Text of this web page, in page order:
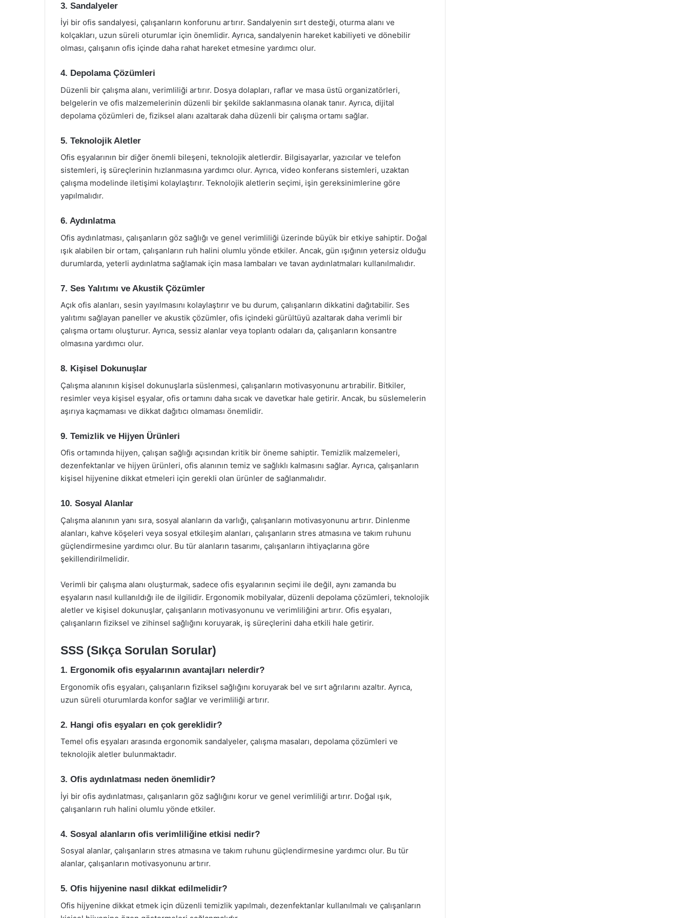
3. Sandalyeler
İyi bir ofis sandalyesi, çalışanların konforunu artırır. Sandalyenin sırt desteği, oturma alanı ve
kolçakları, uzun süreli oturumlar için önemlidir. Ayrıca, sandalyenin hareket kabiliyeti ve dönebilir
olması, çalışanın ofis içinde daha rahat hareket etmesine yardımcı olur.
4. Depolama Çözümleri
Düzenli bir çalışma alanı, verimliliği artırır. Dosya dolapları, raflar ve masa üstü organizatörleri,
belgelerin ve ofis malzemelerinin düzenli bir şekilde saklanmasına olanak tanır. Ayrıca, dijital
depolama çözümleri de, fiziksel alanı azaltarak daha düzenli bir çalışma ortamı sağlar.
5. Teknolojik Aletler
Ofis eşyalarının bir diğer önemli bileşeni, teknolojik aletlerdir. Bilgisayarlar, yazıcılar ve telefon
sistemleri, iş süreçlerinin hızlanmasına yardımcı olur. Ayrıca, video konferans sistemleri, uzaktan
çalışma modelinde iletişimi kolaylaştırır. Teknolojik aletlerin seçimi, işin gereksinimlerine göre
yapılmalıdır.
6. Aydınlatma
Ofis aydınlatması, çalışanların göz sağlığı ve genel verimliliği üzerinde büyük bir etkiye sahiptir. Doğal
ışık alabilen bir ortam, çalışanların ruh halini olumlu yönde etkiler. Ancak, gün ışığının yetersiz olduğu
durumlarda, yeterli aydınlatma sağlamak için masa lambaları ve tavan aydınlatmaları kullanılmalıdır.
7. Ses Yalıtımı ve Akustik Çözümler
Açık ofis alanları, sesin yayılmasını kolaylaştırır ve bu durum, çalışanların dikkatini dağıtabilir. Ses
yalıtımı sağlayan paneller ve akustik çözümler, ofis içindeki gürültüyü azaltarak daha verimli bir
çalışma ortamı oluşturur. Ayrıca, sessiz alanlar veya toplantı odaları da, çalışanların konsantre
olmasına yardımcı olur.
8. Kişisel Dokunuşlar
Çalışma alanının kişisel dokunuşlarla süslenmesi, çalışanların motivasyonunu artırabilir. Bitkiler,
resimler veya kişisel eşyalar, ofis ortamını daha sıcak ve davetkar hale getirir. Ancak, bu süslemelerin
aşırıya kaçmaması ve dikkat dağıtıcı olmaması önemlidir.
9. Temizlik ve Hijyen Ürünleri
Ofis ortamında hijyen, çalışan sağlığı açısından kritik bir öneme sahiptir. Temizlik malzemeleri,
dezenfektanlar ve hijyen ürünleri, ofis alanının temiz ve sağlıklı kalmasını sağlar. Ayrıca, çalışanların
kişisel hijyenine dikkat etmeleri için gerekli olan ürünler de sağlanmalıdır.
10. Sosyal Alanlar
Çalışma alanının yanı sıra, sosyal alanların da varlığı, çalışanların motivasyonunu artırır. Dinlenme
alanları, kahve köşeleri veya sosyal etkileşim alanları, çalışanların stres atmasına ve takım ruhunu
güçlendirmesine yardımcı olur. Bu tür alanların tasarımı, çalışanların ihtiyaçlarına göre
şekillendirilmelidir.
Verimli bir çalışma alanı oluşturmak, sadece ofis eşyalarının seçimi ile değil, aynı zamanda bu
eşyaların nasıl kullanıldığı ile de ilgilidir. Ergonomik mobilyalar, düzenli depolama çözümleri, teknolojik
aletler ve kişisel dokunuşlar, çalışanların motivasyonunu ve verimliliğini artırır. Ofis eşyaları,
çalışanların fiziksel ve zihinsel sağlığını koruyarak, iş süreçlerini daha etkili hale getirir.
SSS (Sıkça Sorulan Sorular)
1. Ergonomik ofis eşyalarının avantajları nelerdir?
Ergonomik ofis eşyaları, çalışanların fiziksel sağlığını koruyarak bel ve sırt ağrılarını azaltır. Ayrıca,
uzun süreli oturumlarda konfor sağlar ve verimliliği artırır.
2. Hangi ofis eşyaları en çok gereklidir?
Temel ofis eşyaları arasında ergonomik sandalyeler, çalışma masaları, depolama çözümleri ve
teknolojik aletler bulunmaktadır.
3. Ofis aydınlatması neden önemlidir?
İyi bir ofis aydınlatması, çalışanların göz sağlığını korur ve genel verimliliği artırır. Doğal ışık,
çalışanların ruh halini olumlu yönde etkiler.
4. Sosyal alanların ofis verimliliğine etkisi nedir?
Sosyal alanlar, çalışanların stres atmasına ve takım ruhunu güçlendirmesine yardımcı olur. Bu tür
alanlar, çalışanların motivasyonunu artırır.
5. Ofis hijyenine nasıl dikkat edilmelidir?
Ofis hijyenine dikkat etmek için düzenli temizlik yapılmalı, dezenfektanlar kullanılmalı ve çalışanların